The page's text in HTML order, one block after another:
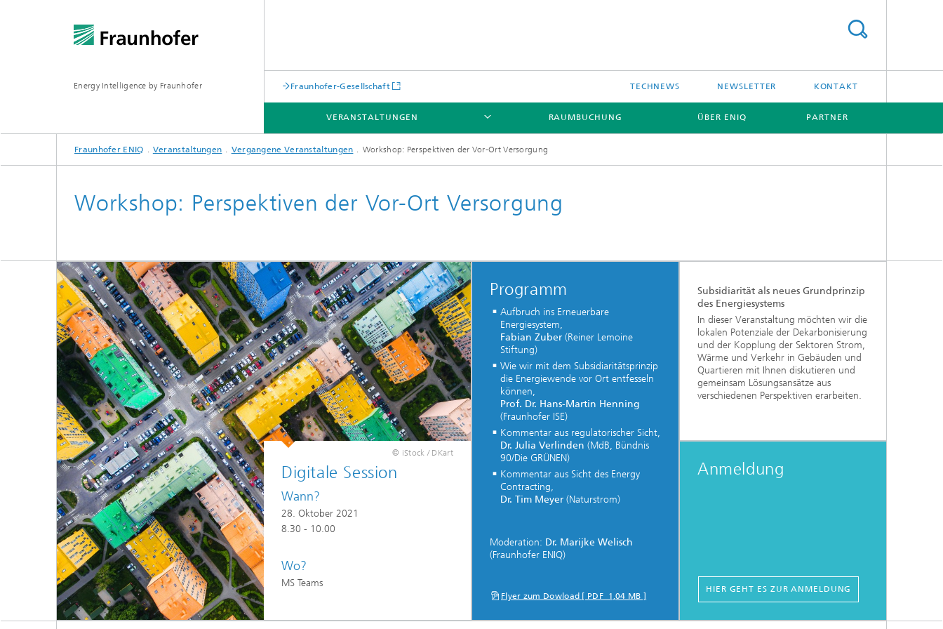
Energy Intelligence by Fraunhofer Fraunhofer-Gesellschaft TECHNEWS NEWSLETTER KONTAKT
VERANSTALTUNGEN
VERANSTALTUNGEN
RAUMBUCHUNG ÜBER ENIQ PARTNER
Fraunhofer ENIQ Veranstaltungen Vergangene Veranstaltungen Workshop: Perspektiven der Vor-Ort Versorgung
Workshop: Perspektiven der Vor-Ort Versorgung
© iStock / DKart
Digitale Session
Wann?
28. Oktober 2021
8.30 - 10.00
Wo?
MS Teams
Programm
Aufbruch ins Erneuerbare
Energiesystem,
Fabian Zuber (Reiner Lemoine
Stiftung)
Wie wir mit dem Subsidiaritätsprinzip
die Energiewende vor Ort entfesseln
können,
Prof. Dr. Hans-Martin Henning
(Fraunhofer ISE)
Kommentar aus regulatorischer Sicht,
Dr. Julia Verlinden (MdB, Bündnis
90/Die GRÜNEN)
Kommentar aus Sicht des Energy
Contracting,
Dr. Tim Meyer (Naturstrom)
Moderation: Dr. Marijke Welisch
(Fraunhofer ENIQ)
Flyer zum Dowload [ PDF 1,04 MB ]
Subsidiarität als neues Grundprinzip
des Energiesystems
In dieser Veranstaltung möchten wir die
lokalen Potenziale der Dekarbonisierung
und der Kopplung der Sektoren Strom,
Wärme und Verkehr in Gebäuden und
Quartieren mit Ihnen diskutieren und
gemeinsam Lösungsansätze aus
verschiedenen Perspektiven erarbeiten.
Anmeldung
HIER GEHT ES ZUR ANMELDUNG